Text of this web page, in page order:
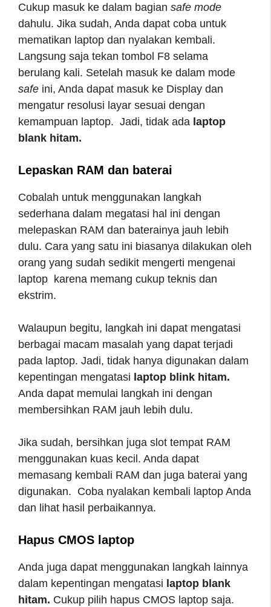
Cukup masuk ke dalam bagian safe mode
dahulu. Jika sudah, Anda dapat coba untuk
mematikan laptop dan nyalakan kembali.
Langsung saja tekan tombol F8 selama
berulang kali. Setelah masuk ke dalam mode
safe ini, Anda dapat masuk ke Display dan
mengatur resolusi layar sesuai dengan
kemampuan laptop. Jadi, tidak ada laptop
blank hitam.
Lepaskan RAM dan baterai
Cobalah untuk menggunakan langkah
sederhana dalam megatasi hal ini dengan
melepaskan RAM dan baterainya jauh lebih
dulu. Cara yang satu ini biasanya dilakukan oleh
orang yang sudah sedikit mengerti mengenai
laptop karena memang cukup teknis dan
ekstrim.
Walaupun begitu, langkah ini dapat mengatasi
berbagai macam masalah yang dapat terjadi
pada laptop. Jadi, tidak hanya digunakan dalam
kepentingan mengatasi laptop blink hitam.
Anda dapat memulai langkah ini dengan
membersihkan RAM jauh lebih dulu.
Jika sudah, bersihkan juga slot tempat RAM
menggunakan kuas kecil. Anda dapat
memasang kembali RAM dan juga baterai yang
digunakan. Coba nyalakan kembali laptop Anda
dan lihat hasil perbaikannya.
Hapus CMOS laptop
Anda juga dapat menggunakan langkah lainnya
dalam kepentingan mengatasi laptop blank
hitam. Cukup pilih hapus CMOS laptop saja.